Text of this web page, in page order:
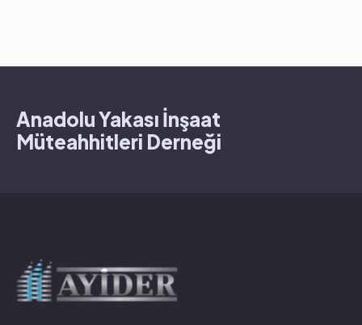
Anadolu Yakası İnşaat
Müteahhitleri Derneği